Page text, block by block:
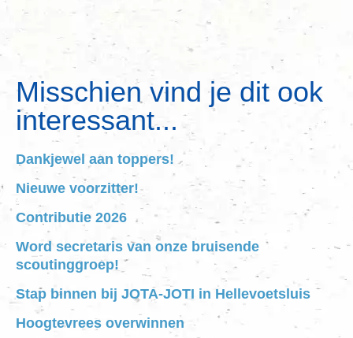
Misschien vind je dit ook
interessant...
Dankjewel aan toppers!
Nieuwe voorzitter!
Contributie 2026
Word secretaris van onze bruisende
scoutinggroep!
Stap binnen bij JOTA-JOTI in Hellevoetsluis
Hoogtevrees overwinnen